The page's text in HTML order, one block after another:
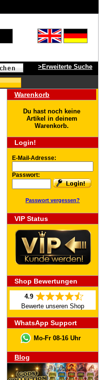
>Erweiterte Suche
Warenkorb
Du hast noch keine
Artikel in deinem
Warenkorb.
Login!
E-Mail-Adresse:
Passwort:
Passwort vergessen?
VIP Status
Shop Bewertungen
4.9
Bewerte unseren Shop
WhatsApp Support
Mo-Fr 08-16 Uhr
Blog